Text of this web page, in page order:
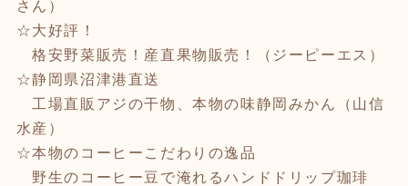
さん）
☆大好評！
格安野菜販売！産直果物販売！（ジーピーエス）
☆静岡県沼津港直送
工場直販アジの干物、本物の味静岡みかん（山信
水産）
☆本物のコーヒーこだわりの逸品
野生のコーヒー豆で淹れるハンドドリップ珈琲